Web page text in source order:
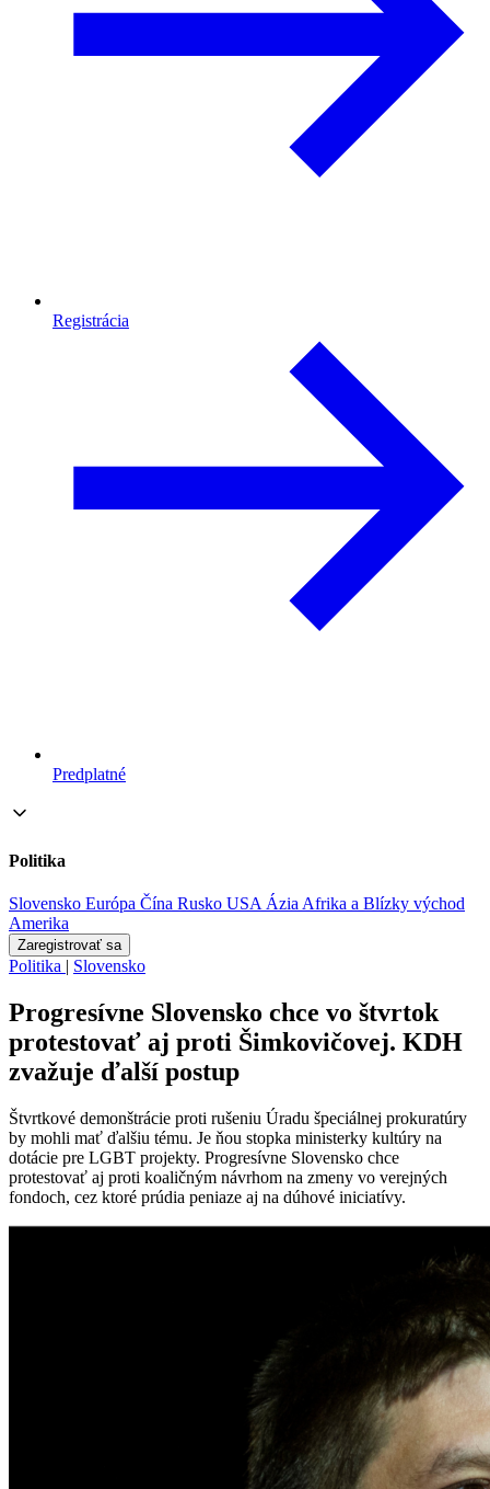
Registrácia
Predplatné
Politika
Slovensko Európa Čína Rusko USA ÁziaAfrika a Blízky východ
Amerika
Zaregistrovať sa
Politika | Slovensko
Progresívne Slovensko chce vo štvrtok
protestovať aj proti Šimkovičovej. KDH
zvažuje ďalší postup
Štvrtkové demonštrácie proti rušeniu Úradu špeciálnej prokuratúry
by mohli mať ďalšiu tému. Je ňou stopka ministerky kultúry na
dotácie pre LGBT projekty. Progresívne Slovensko chce
protestovať aj proti koaličným návrhom na zmeny vo verejných
fondoch, cez ktoré prúdia peniaze aj na dúhové iniciatívy.